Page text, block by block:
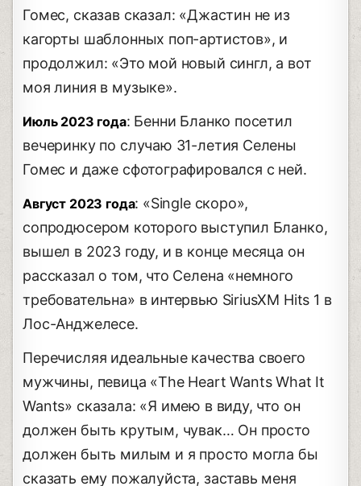
Гомес, сказав сказал: «Джастин не из
кагорты шаблонных поп-артистов», и
продолжил: «Это мой новый сингл, а вот
моя линия в музыке».
Июль 2023 года: Бенни Бланко посетил
вечеринку по случаю 31-летия Селены
Гомес и даже сфотографировался с ней.
Август 2023 года: «Single скоро»,
сопродюсером которого выступил Бланко,
вышел в 2023 году, и в конце месяца он
рассказал о том, что Селена «немного
требовательна» в интервью SiriusXM Hits 1 в
Лос-Анджелесе.
Перечисляя идеальные качества своего
мужчины, певица «The Heart Wants What It
Wants» сказала: «Я имею в виду, что он
должен быть крутым, чувак… Он просто
должен быть милым и я просто могла бы
сказать ему пожалуйста, заставь меня